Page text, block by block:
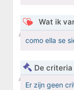
Wat ik
como ella se
De
Er zijn geen